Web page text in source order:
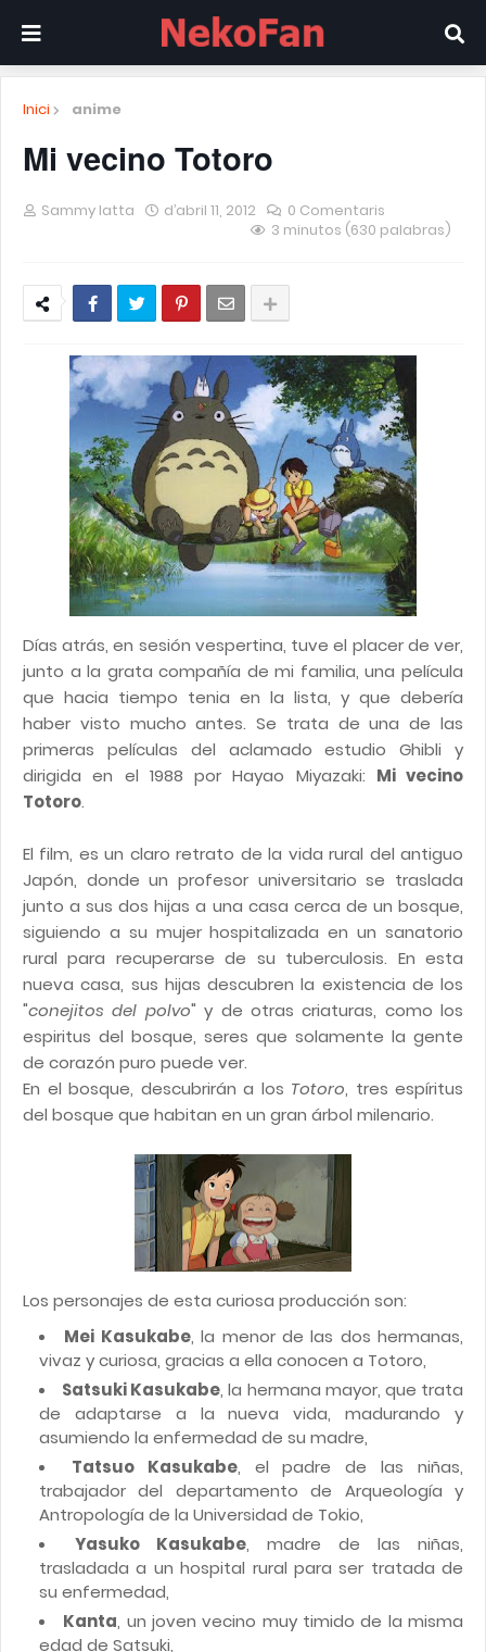
Inici anime
Mi vecino Totoro
Sammy Iatta d’abril 11, 2012
0 Comentaris
3 minutos (630 palabras)
Días atrás, en sesión vespertina, tuve el placer de ver,
junto a la grata compañía de mi familia, una película
que hacia tiempo tenia en la lista, y que debería
haber visto mucho antes. Se trata de una de las
primeras películas del aclamado estudio Ghibli y
dirigida en el 1988 por Hayao Miyazaki: Mi vecino
Totoro.
El film, es un claro retrato de la vida rural del antiguo
Japón, donde un profesor universitario se traslada
junto a sus dos hijas a una casa cerca de un bosque,
siguiendo a su mujer hospitalizada en un sanatorio
rural para recuperarse de su tuberculosis. En esta
nueva casa, sus hijas descubren la existencia de los
"conejitos del polvo" y de otras criaturas, como los
espiritus del bosque, seres que solamente la gente
de corazón puro puede ver.
En el bosque, descubrirán a los Totoro, tres espíritus
del bosque que habitan en un gran árbol milenario.
Los personajes de esta curiosa producción son:
Mei Kasukabe, la menor de las dos hermanas,
vivaz y curiosa, gracias a ella conocen a Totoro,
Satsuki Kasukabe, la hermana mayor, que trata
de adaptarse a la nueva vida, madurando y
asumiendo la enfermedad de su madre,
Tatsuo Kasukabe, el padre de las niñas,
trabajador del departamento de Arqueología y
Antropología de la Universidad de Tokio,
Yasuko Kasukabe, madre de las niñas,
trasladada a un hospital rural para ser tratada de
su enfermedad,
Kanta, un joven vecino muy timido de la misma
edad de Satsuki,